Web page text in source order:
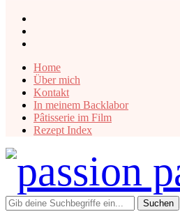
Home
Über mich
Kontakt
In meinem Backlabor
Pâtisserie im Film
Rezept Index